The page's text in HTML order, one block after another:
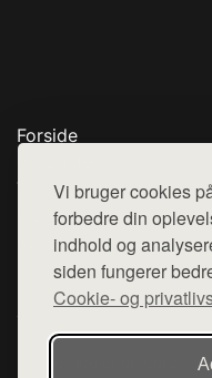
Vi bruger cookies
forbedre din
indhold og
siden fungerer
Cookie- og
Forside
Top Rabatter
Blog
Kontakt
Denne side er en del af